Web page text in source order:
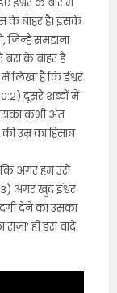
के बाहर है। इसके
जिन्हें समझना
बस के बाहर है
लिखा है कि ईश्वर
दूसरे शब्दों में
कभी अंत
उम्र का हिसाब
कि अगर हम उसे
अगर खुद ईश्वर
देने का उसका
ही इस वादे